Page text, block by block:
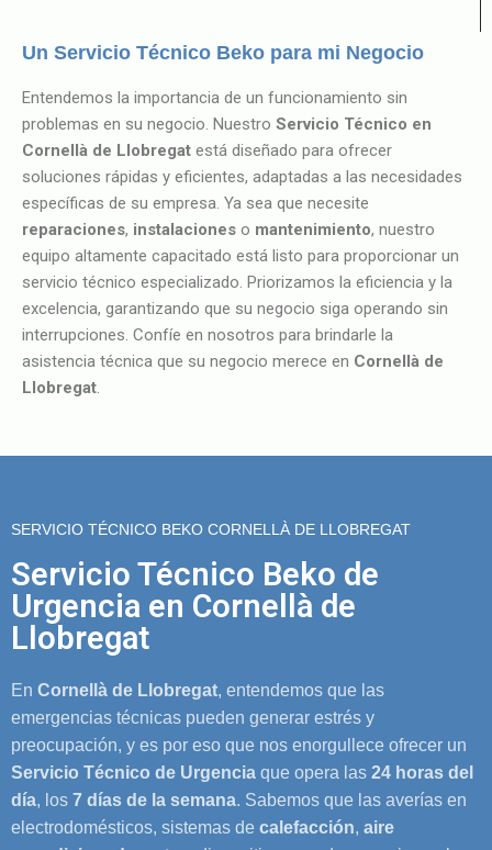
Un Servicio Técnico Beko para mi Negocio
Entendemos la importancia de un funcionamiento sin
problemas en su negocio. Nuestro Servicio Técnico en
Cornellà de Llobregat está diseñado para ofrecer
soluciones rápidas y eficientes, adaptadas a las necesidades
específicas de su empresa. Ya sea que necesite
reparaciones, instalaciones o mantenimiento, nuestro
equipo altamente capacitado está listo para proporcionar un
servicio técnico especializado. Priorizamos la eficiencia y la
excelencia, garantizando que su negocio siga operando sin
interrupciones. Confíe en nosotros para brindarle la
asistencia técnica que su negocio merece en Cornellà de
Llobregat.
SERVICIO TÉCNICO BEKO CORNELLÀ DE LLOBREGAT
Servicio Técnico Beko de
Urgencia en Cornellà de
Llobregat
En Cornellà de Llobregat, entendemos que las
emergencias técnicas pueden generar estrés y
preocupación, y es por eso que nos enorgullece ofrecer un
Servicio Técnico de Urgencia que opera las 24 horas del
día, los 7 días de la semana. Sabemos que las averías en
electrodomésticos, sistemas de calefacción, aire